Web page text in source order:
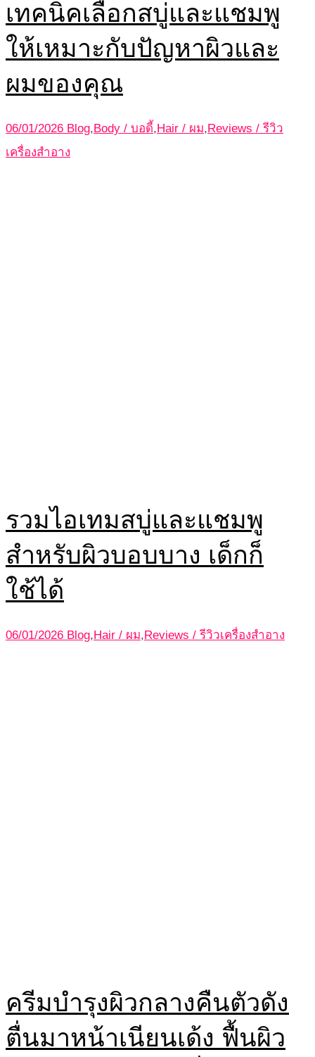
เทคนิคเลือกสบู่และแชมพู
ให้เหมาะกับปัญหาผิวและ
ผมของคุณ
06/01/2026 Blog,Body / บอดี้,Hair / ผม,Reviews / รีวิว
เครื่องสำอาง
รวมไอเทมสบู่และแชมพู
สำหรับผิวบอบบาง เด็กก็
ใช้ได้
06/01/2026 Blog,Hair / ผม,Reviews / รีวิวเครื่องสำอาง
ครีมบำรุงผิวกลางคืนตัวดัง
ตื่นมาหน้าเนียนเด้ง ฟื้นผิว